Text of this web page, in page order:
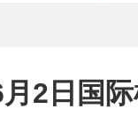
2日国